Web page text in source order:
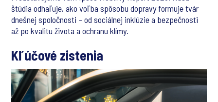
štúdia odhaľuje, ako voľba spôsobu dopravy formuje tvár
dnešnej spoločnosti – od sociálnej inklúzie a bezpečnosti
až po kvalitu života a ochranu klímy.
Kľúčové zistenia